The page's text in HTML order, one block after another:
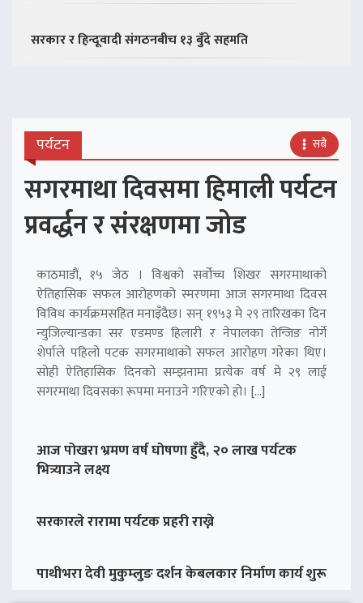
सरकार र हिन्दूवादी संगठनबीच १३ बुँदे सहमति
पर्यटन सबै
सगरमाथा दिवसमा हिमाली पर्यटन
प्रवर्द्धन र संरक्षणमा जोड
काठमाडौं, १५ जेठ । विश्वको सर्वोच्च शिखर सगरमाथाको
ऐतिहासिक सफल आरोहणको स्मरणमा आज सगरमाथा दिवस
विविध कार्यक्रमसहित मनाइँदैछ। सन् १९५३ मे २९ तारिखका दिन
न्युजिल्यान्डका सर एडमण्ड हिलारी र नेपालका तेन्जिङ नोर्गे
शेर्पाले पहिलो पटक सगरमाथाको सफल आरोहण गरेका थिए।
सोही ऐतिहासिक दिनको सम्झनामा प्रत्येक वर्ष मे २९ लाई
सगरमाथा दिवसका रूपमा मनाउने गरिएको हो। […]
आज पोखरा भ्रमण वर्ष घोषणा हुँदै, २० लाख पर्यटक
भित्र्याउने लक्ष्य
सरकारले रारामा पर्यटक प्रहरी राख्ने
पाथीभरा देवी मुकुम्लुङ दर्शन केबलकार निर्माण कार्य शुरू